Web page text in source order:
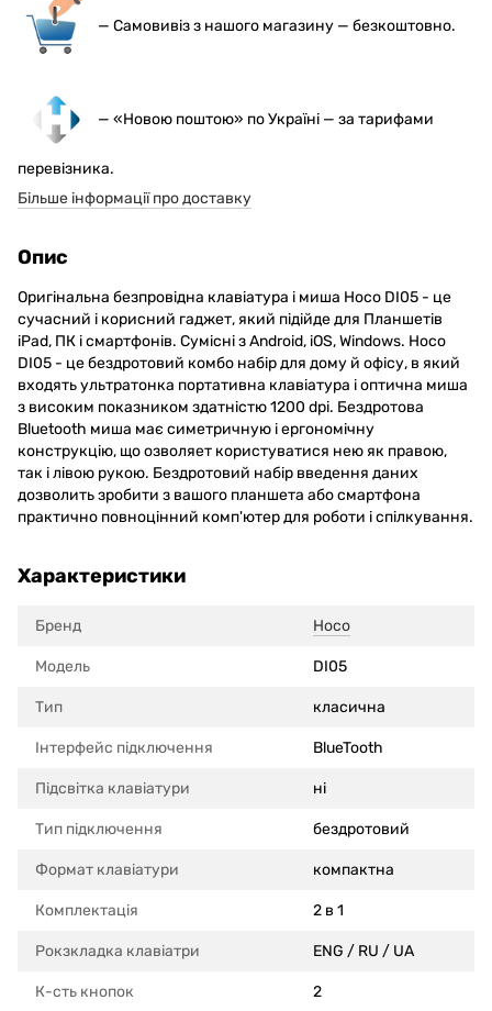
— Самовивіз з нашого магазину — безкоштовно.
— «Новою поштою» по Україні — за тарифами
перевізника.
Більше інформації про доставку
Опис
Оригінальна безпровідна клавіатура і миша Hoco DI05 - це
сучасний і корисний гаджет, який підійде для Планшетів
iPad, ПК і смартфонів. Сумісні з Android, iOS, Windows. Hoco
DI05 - це бездротовий комбо набір для дому й офісу, в який
входять ультратонка портативна клавіатура і оптична миша
з високим показником здатністю 1200 dpi. Бездротова
Bluetooth миша має симетричную і ергономічну
конструкцію, що озволяет користуватися нею як правою,
так і лівою рукою. Бездротовий набір введення даних
дозволить зробити з вашого планшета або смартфона
практично повноцінний комп'ютер для роботи і спілкування.
Характеристики
Бренд Hoco
Модель DI05
Тип класична
Інтерфейс підключення BlueTooth
Підсвітка клавіатури ні
Тип підключення бездротовий
Формат клавіатури компактна
Комплектація 2 в 1
Рокзкладка клавіатри ENG / RU / UA
К-сть кнопок 2